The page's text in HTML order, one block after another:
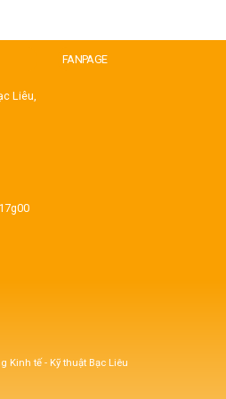
Liêu,
FANPAGE
Kinh tế - Kỹ thuật Bạc Liêu